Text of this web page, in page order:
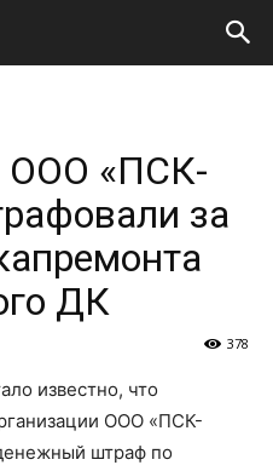
ООО «ПСК-
за
ДК
378
известно, что
ООО «ПСК-
штраф по